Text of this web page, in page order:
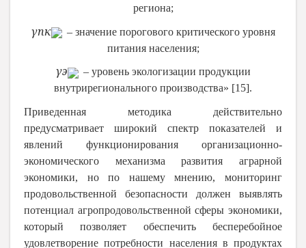
региона;
γпк
– значение порогового критического уровня
питания населения;
γэ
– уровень экологизации продукции
внутрирегионального производства» [15].
Приведенная методика действительно
предусматривает широкий спектр показателей и
явлений функционирования организационно-
экономического механизма развития аграрной
экономики, но по нашему мнению, мониторинг
продовольственной безопасности должен выявлять
потенциал агропродовольственной сферы экономики,
который позволяет обеспечить бесперебойное
удовлетворение потребности населения в продуктах